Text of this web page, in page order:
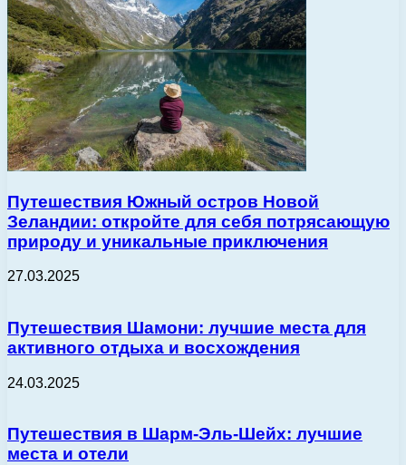
Путешествия Южный остров Новой
Зеландии: откройте для себя потрясающую
природу и уникальные приключения
27.03.2025
Путешествия Шамони: лучшие места для
активного отдыха и восхождения
24.03.2025
Путешествия в Шарм-Эль-Шейх: лучшие
места и отели